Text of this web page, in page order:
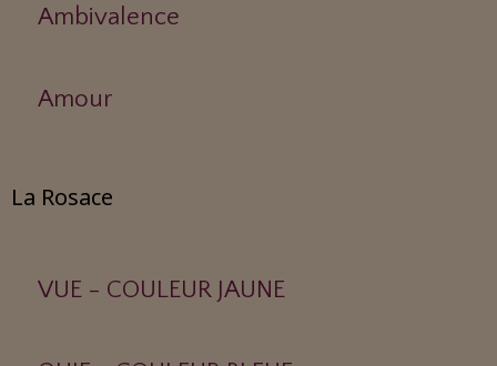
Ambivalence
Amour
La Rosace
VUE - COULEUR JAUNE